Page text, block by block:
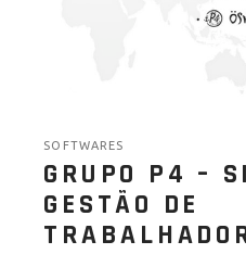
SOFTWARES
GRUPO P4 –
GESTÃO DE